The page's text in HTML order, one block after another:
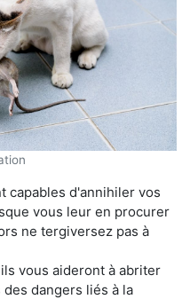
capables d'annihiler vos
vous leur en procurer
ne tergiversez pas à
vous aideront à abriter
dangers liés à la